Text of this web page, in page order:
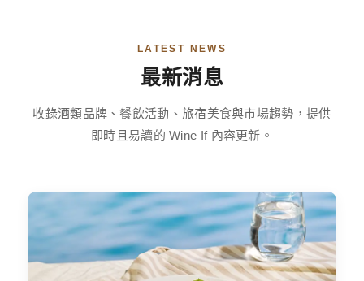
LATEST NEWS
最新消息
收錄酒類品牌、餐飲活動、旅宿美食與市場趨勢，提供
即時且易讀的 Wine If 內容更新。